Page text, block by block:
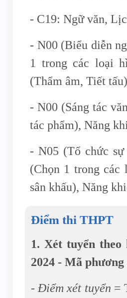
- C19: Ngữ văn,
- N00 (Biểu diễn
1 trong các loại
(Thẩm âm, Tiết
- N00 (Sáng tác
tác phẩm), Năng
- N05 (Tổ chức
(Chọn 1 trong các
sân khấu), Năng
Điểm thi THPT
1. Xét tuyển
2024 - Mã
- Điểm xét tuyển =